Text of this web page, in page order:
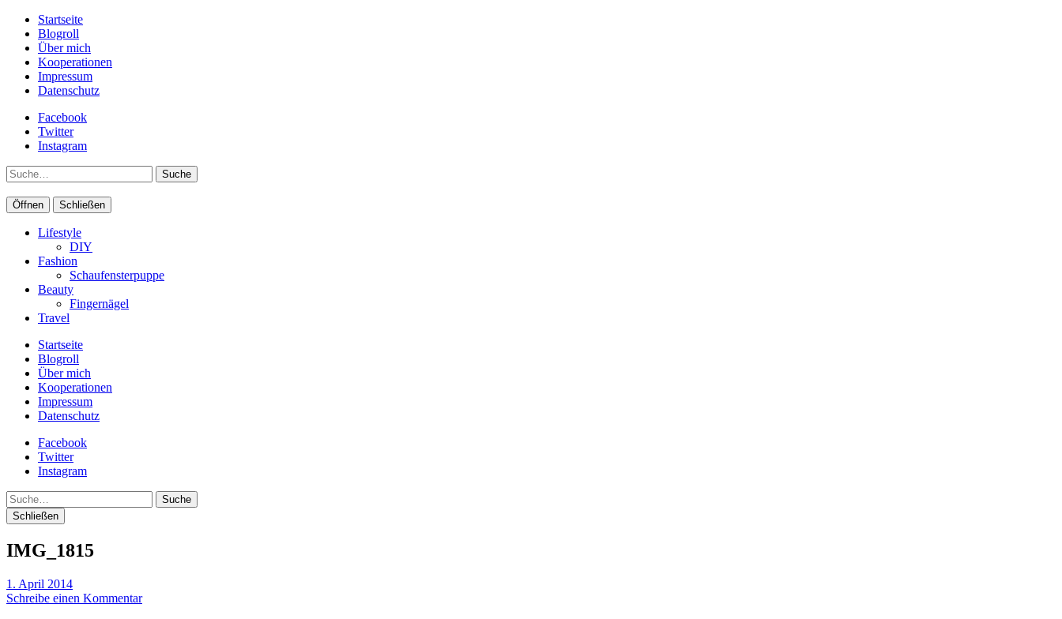
Startseite
Blogroll
Über mich
Kooperationen
Impressum
Datenschutz
Facebook
Twitter
Instagram
Suche
Öffnen Schließen
Lifestyle
DIY
Fashion
Schaufensterpuppe
Beauty
Fingernägel
Travel
Startseite
Blogroll
Über mich
Kooperationen
Impressum
Datenschutz
Facebook
Twitter
Instagram
Suche
Schließen
IMG_1815
1. April 2014
Schreibe einen Kommentar